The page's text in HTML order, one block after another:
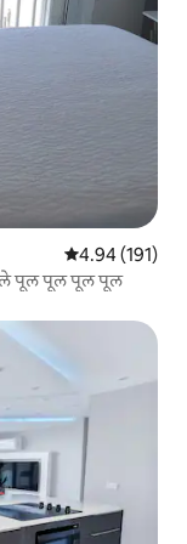
5 पैकी 4.94
4.94 (191)
पूल पूल पूल पूल